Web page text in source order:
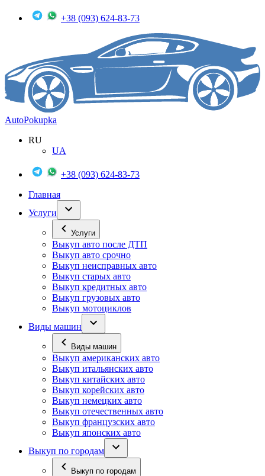
+38 (093) 624-83-73
AutoPokupka
RU
UA
+38 (093) 624-83-73
Главная
Услуги
Услуги
Выкуп авто после ДТП
Выкуп авто срочно
Выкуп неисправных авто
Выкуп старых авто
Выкуп кредитных авто
Выкуп грузовых авто
Выкуп мотоциклов
Виды машин
Виды машин
Выкуп американских авто
Выкуп итальянских авто
Выкуп китайских авто
Выкуп корейских авто
Выкуп немецких авто
Выкуп отечественных авто
Выкуп французских авто
Выкуп японских авто
Выкуп по городам
Выкуп по городам